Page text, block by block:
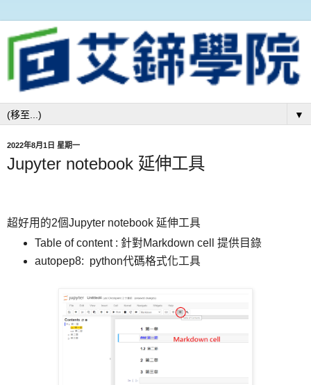
▼
2022年8月1日 星期一
Jupyter notebook 延伸工具
超好用的2個Jupyter notebook 延伸工具
Table of content : 針對Markdown cell 提供目錄
autopep8: python代碼格式化工具